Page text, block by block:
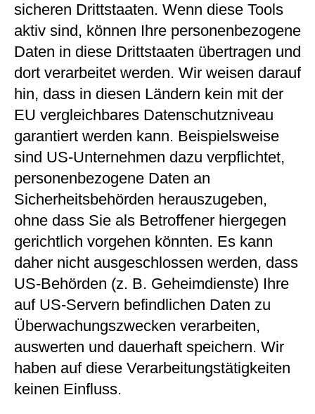
sicheren Drittstaaten. Wenn diese Tools
aktiv sind, können Ihre personenbezogene
Daten in diese Drittstaaten übertragen und
dort verarbeitet werden. Wir weisen darauf
hin, dass in diesen Ländern kein mit der
EU vergleichbares Datenschutzniveau
garantiert werden kann. Beispielsweise
sind US-Unternehmen dazu verpflichtet,
personenbezogene Daten an
Sicherheitsbehörden herauszugeben,
ohne dass Sie als Betroffener hiergegen
gerichtlich vorgehen könnten. Es kann
daher nicht ausgeschlossen werden, dass
US-Behörden (z. B. Geheimdienste) Ihre
auf US-Servern befindlichen Daten zu
Überwachungszwecken verarbeiten,
auswerten und dauerhaft speichern. Wir
haben auf diese Verarbeitungstätigkeiten
keinen Einfluss.